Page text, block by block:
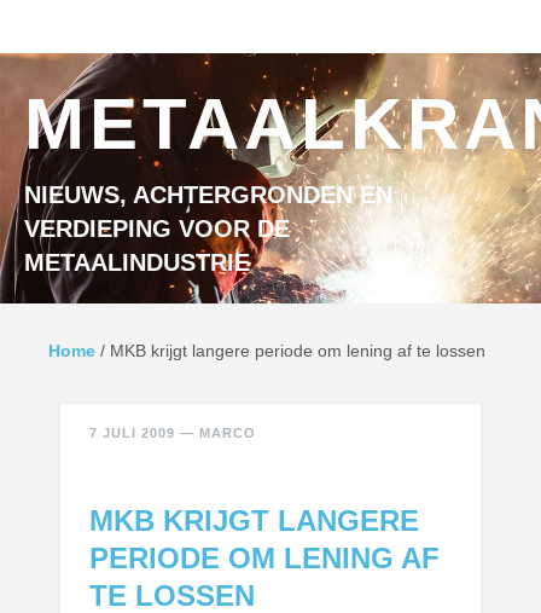
NIEUWS, ACHTERGRONDEN EN
VERDIEPING VOOR DE
METAALINDUSTRIE
Home / MKB krijgt langere periode om lening af te lossen
7 JULI 2009 — MARCO
MKB KRIJGT LANGERE
PERIODE OM LENING AF
TE LOSSEN